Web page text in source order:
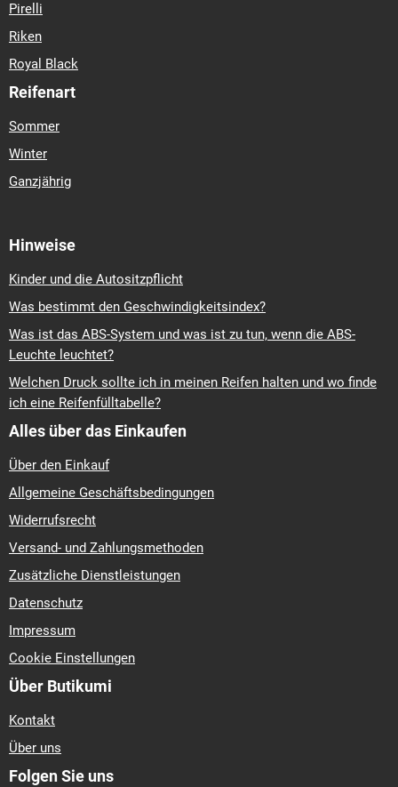
Pirelli
Riken
Royal Black
Reifenart
Sommer
Winter
Ganzjährig
Hinweise
Kinder und die Autositzpflicht
Was bestimmt den Geschwindigkeitsindex?
Was ist das ABS-System und was ist zu tun, wenn die ABS-
Leuchte leuchtet?
Welchen Druck sollte ich in meinen Reifen halten und wo finde
ich eine Reifenfülltabelle?
Alles über das Einkaufen
Über den Einkauf
Allgemeine Geschäftsbedingungen
Widerrufsrecht
Versand- und Zahlungsmethoden
Zusätzliche Dienstleistungen
Datenschutz
Impressum
Cookie Einstellungen
Über Butikumi
Kontakt
Über uns
Folgen Sie uns